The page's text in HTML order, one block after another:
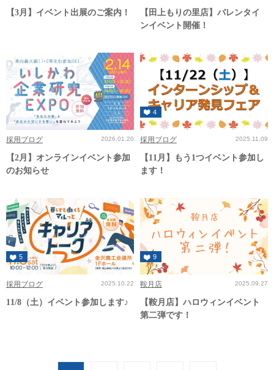
【3月】イベント出展のご案内！
【田上もりの里店】バレンタイ
ンイベント開催！
採用ブログ 2026.01.20
【2月】オンラインイベント参加
のお知らせ
4
採用ブログ 2025.11.09
【11月】もう1つイベント参加し
ます！
5
採用ブログ 2025.10.22
11/8（土）イベント参加します♪
9
鞍月店 2025.09.27
【鞍月店】ハロウィンイベント
第二弾です！